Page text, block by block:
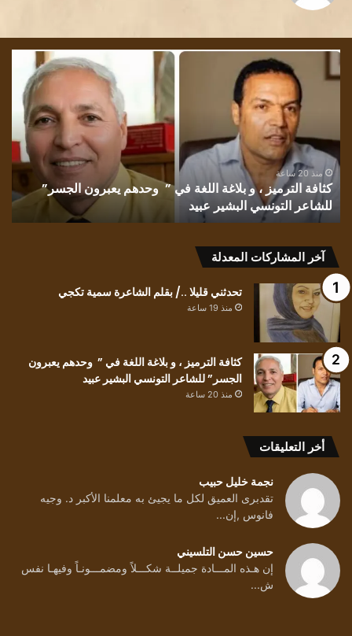
كثافة
الترميز
اللغة
في
” وحدهم
يعبرون
الجسر”
للشاعر
البشير
عبيد
منذ 20 ساعة
كثافة الترميز ، و بلاغة اللغة في ” وحدهم يعبرون الجسر”
للشاعر التونسي البشير عبيد
آخر المشاركات المعدلة
تحدثني قليلا ../ بقلم الشاعرة سمية تكجي
منذ 19 ساعة
كثافة الترميز ، و بلاغة اللغة في ” وحدهم يعبرون
الجسر” للشاعر التونسي البشير عبيد
منذ 20 ساعة
أخر التعليقات
نجمة خليل حبيب
تقدبرى العميق لكل ما يجيئ به معلمنا الأكبر د. وجيه
فانوس ,إن...
حسين حسن التلسيني
إن هـذه المـــادة جميلــة شكـــلاً ومضمـــونـاً وفيهـا نفس
ش...